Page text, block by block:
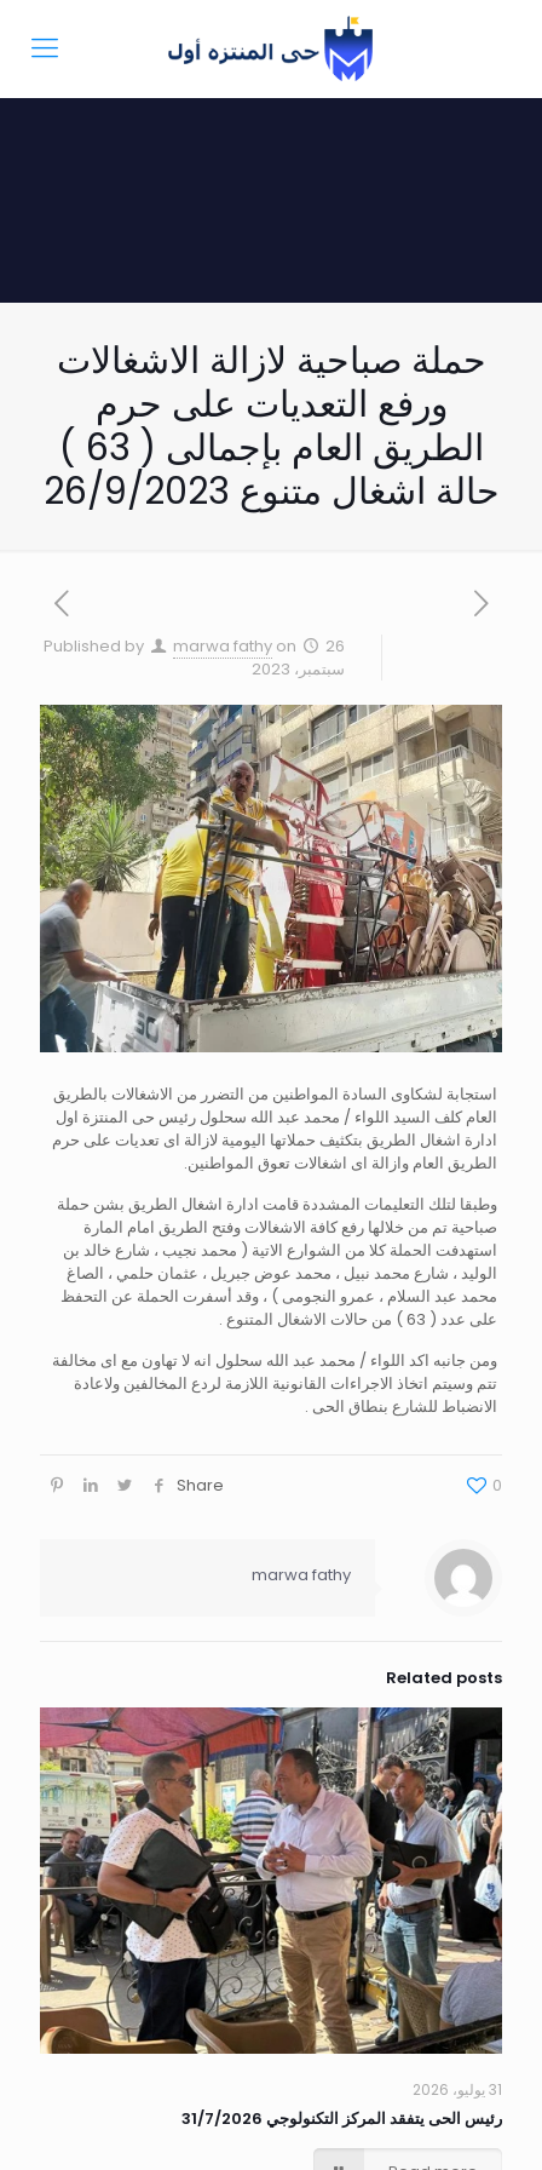
حملة صباحية لازالة الاشغالات
ورفع التعديات على حرم
الطريق العام بإجمالى ( 63 )
حالة اشغال متنوع 26/9/2023
Published by marwa fathy on
26
سبتمبر، 2023
استجابة لشكاوى السادة المواطنين من التضرر من الاشغالات بالطريق
العام كلف السيد اللواء / محمد عبد الله سحلول رئيس حى المنتزة اول
ادارة اشغال الطريق بتكثيف حملاتها اليومية لازالة اى تعديات على حرم
الطريق العام وازالة اى اشغالات تعوق المواطنين.
وطبقا لتلك التعليمات المشددة قامت ادارة اشغال الطريق بشن حملة
صباحية تم من خلالها رفع كافة الاشغالات وفتح الطريق امام المارة
استهدفت الحملة كلا من الشوارع الاتية ( محمد نجيب ، شارع خالد بن
الوليد ، شارع محمد نبيل ، محمد عوض جبريل ، عثمان حلمي ، الصاغ
محمد عبد السلام ، عمرو النجومى ) ، وقد أسفرت الحملة عن التحفظ
على عدد ( 63 ) من حالات الاشغال المتنوع .
ومن جانبه اكد اللواء / محمد عبد الله سحلول انه لا تهاون مع اى مخالفة
تتم وسيتم اتخاذ الاجراءات القانونية اللازمة لردع المخالفين ولاعادة
الانضباط للشارع بنطاق الحى .
Share 0
marwa fathy
Related posts
31 يوليو، 2026
رئيس الحى يتفقد المركز التكنولوجي 31/7/2026